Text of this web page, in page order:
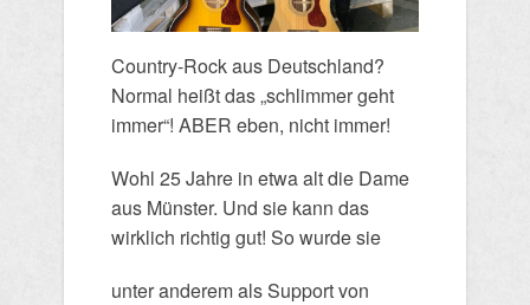
Country-Rock aus Deutschland?
Normal heißt das „schlimmer geht
immer“! ABER eben, nicht immer!
Wohl 25 Jahre in etwa alt die Dame
aus Münster. Und sie kann das
wirklich richtig gut! So wurde sie
unter anderem als Support von